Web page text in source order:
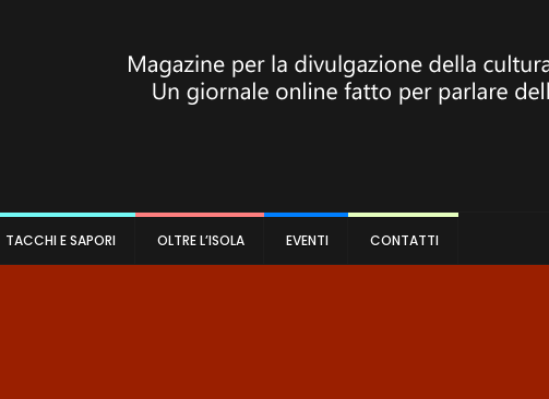
TACCHI E SAPORI OLTRE L’ISOLA EVENTI CONTATTI